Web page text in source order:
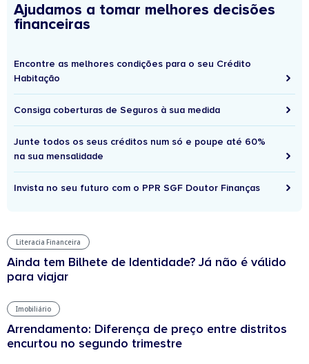
Ajudamos a tomar melhores decisões
financeiras
Encontre as melhores condições para o seu Crédito
Habitação
Consiga coberturas de Seguros à sua medida
Junte todos os seus créditos num só e poupe até 60%
na sua mensalidade
Invista no seu futuro com o PPR SGF Doutor Finanças
Literacia Financeira
Ainda tem Bilhete de Identidade? Já não é válido
para viajar
Imobiliário
Arrendamento: Diferença de preço entre distritos
encurtou no segundo trimestre